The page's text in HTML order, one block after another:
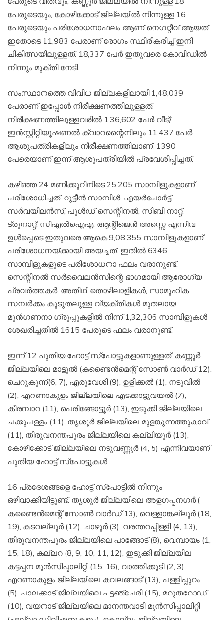
പേരുടെയും, കോഴിക്കോട് ജില്ലയില്‍ നിന്നുള്ള 16
പേരുടെയും പരിശോധനാഫലം ആണ് നെഗറ്റീവ് ആയത്.
ഇതോടെ 11,983 പേരാണ് രോഗം സ്ഥിരീകരിച്ച് ഇനി
ചികിത്സയിലുള്ളത്. 18,337 പേര്‍ ഇതുവരെ കോവിഡില്‍
നിന്നും മുക്തി നേടി.
സംസ്ഥാനത്തെ വിവിധ ജില്ലകളിലായി 1,48,039
പേരാണ് ഇപ്പോള്‍ നിരീക്ഷണത്തിലുള്ളത്.
നിരീക്ഷണത്തിലുള്ളവരില്‍ 1,36,602 പേര്‍ വീട്/
ഇന്‍സ്റ്റിറ്റിയൂഷണല്‍ ക്വാറന്റൈനിലും 11,437 പേര്‍
ആശുപത്രികളിലും നിരീക്ഷണത്തിലാണ്. 1390
പേരെയാണ് ഇന്ന് ആശുപത്രിയില്‍ പ്രവേശിപ്പിച്ചത്.
കഴിഞ്ഞ 24 മണിക്കൂറിനിടെ 25,205 സാമ്പിളുകളാണ്
പരിശോധിച്ചത്. റുട്ടീന്‍ സാമ്പിള്‍, എയര്‍പോര്‍ട്ട്
സര്‍വയിലന്‍സ്, പൂള്‍ഡ് സെന്റിനല്‍, സിബി നാറ്റ്,
ട്രൂനാറ്റ്, സിഎല്‍ഐഎ, ആന്റിജെന്‍ അസ്സെ എന്നിവ
ഉള്‍പ്പെടെ ഇതുവരെ ആകെ 9,08,355 സാമ്പിളുകളാണ്
പരിശോധനയ്ക്കായി അയച്ചത്. ഇതില്‍ 6346
സാമ്പിളുകളുടെ പരിശോധനാ ഫലം വരാനുണ്ട്.
സെന്റിനല്‍ സര്‍വൈലന്‍സിന്റെ ഭാഗമായി ആരോഗ്യ
പ്രവര്‍ത്തകര്‍, അതിഥി തൊഴിലാളികള്‍, സാമൂഹിക
സമ്പര്‍ക്കം കൂടുതലുള്ള വ്യക്തികള്‍ മുതലായ
മുന്‍ഗണനാ ഗ്രൂപ്പുകളില്‍ നിന്ന് 1,32,306 സാമ്പിളുകള്‍
ശേഖരിച്ചതില്‍ 1615 പേരുടെ ഫലം വരാനുണ്ട്.
ഇന്ന് 12 പുതിയ ഹോട്ട് സ്‌പോട്ടുകളാണുള്ളത്. കണ്ണൂര്‍
ജില്ലയിലെ മാട്ടൂല്‍ (കണ്ടൈന്‍മെന്റ് സോണ്‍ വാര്‍ഡ് 12),
ചെറുകുന്ന്(6, 7), എരുവേശി (9), ഉളിക്കല്‍ (1), നടുവില്‍
(2), എറണാകുളം ജില്ലയിലെ എടക്കാട്ടുവയല്‍ (7),
കീരമ്പാറ (11), പെരിങ്ങോട്ടൂര്‍ (13), ഇടുക്കി ജില്ലയിലെ
ചക്കുപള്ളം (11), തൃശൂര്‍ ജില്ലയിലെ മുളങ്കുന്നത്തുകാവ്
(11), തിരുവനന്തപുരം ജില്ലയിലെ കല്ലിയൂര്‍ (13),
കോഴിക്കോട് ജില്ലയിലെ നടുവണ്ണൂര്‍ (4, 5) എന്നിവയാണ്
പുതിയ ഹോട്ട് സ്‌പോട്ടുകള്‍.
16 പ്രദേശങ്ങളെ ഹോട്ട് സ്‌പോട്ടില്‍ നിന്നും
ഒഴിവാക്കിയിട്ടുണ്ട്. തൃശൂര്‍ ജില്ലയിലെ അളഗപ്പനഗര്‍ (
കണ്ടൈന്‍മെന്റ് സോണ്‍ വാര്‍ഡ് 13), വെള്ളാങ്കല്ലൂര്‍ (18,
19), കടവല്ലൂര്‍ (12), ചാഴൂര്‍ (3), വരന്തറപ്പിള്ളി (4, 13),
തിരുവനന്തപുരം ജില്ലയിലെ പാങ്ങോട് (8), വെമ്പായം (1,
15, 18), കല്ലറ (8, 9, 10, 11, 12), ഇടുക്കി ജില്ലയില
കട്ടപ്പന മുന്‍സിപ്പാലിറ്റി (15, 16), വാത്തിക്കുടി (2, 3),
എറണാകുളം ജില്ലയിലെ കവലങ്ങാട് (13), പള്ളിപ്പുറം
(5), പാലക്കാട് ജില്ലയിലെ പട്ടഞ്ചേരി (15), മറുതറോഡ്
(10), വയനാട് ജില്ലയിലെ മാനന്തവാടി മുന്‍സിപ്പാലിറ്റി